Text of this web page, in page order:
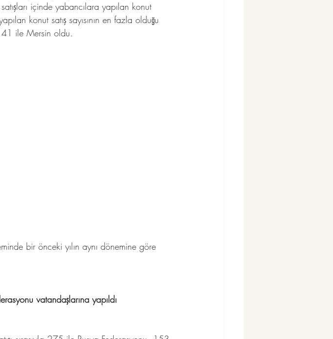
içinde yabancılara yapılan konut
konut satış sayısının en fazla olduğu
ile Mersin oldu.
bir önceki yılın aynı dönemine göre
vatandaşlarına yapıldı